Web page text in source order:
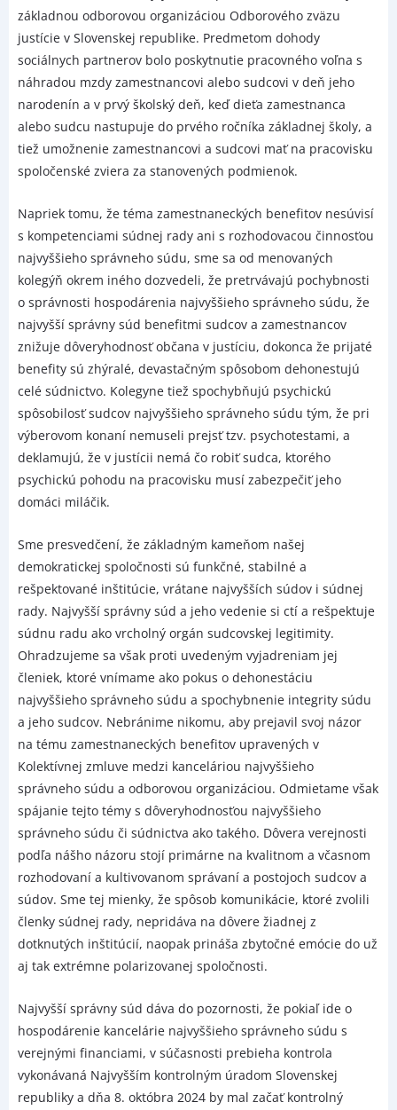
základnou odborovou organizáciou Odborového zväzu
justície v Slovenskej republike. Predmetom dohody
sociálnych partnerov bolo poskytnutie pracovného voľna s
náhradou mzdy zamestnancovi alebo sudcovi v deň jeho
narodenín a v prvý školský deň, keď dieťa zamestnanca
alebo sudcu nastupuje do prvého ročníka základnej školy, a
tiež umožnenie zamestnancovi a sudcovi mať na pracovisku
spoločenské zviera za stanovených podmienok.
Napriek tomu, že téma zamestnaneckých benefitov nesúvisí
s kompetenciami súdnej rady ani s rozhodovacou činnosťou
najvyššieho správneho súdu, sme sa od menovaných
kolegýň okrem iného dozvedeli, že pretrvávajú pochybnosti
o správnosti hospodárenia najvyššieho správneho súdu, že
najvyšší správny súd benefitmi sudcov a zamestnancov
znižuje dôveryhodnosť občana v justíciu, dokonca že prijaté
benefity sú zhýralé, devastačným spôsobom dehonestujú
celé súdnictvo. Kolegyne tiež spochybňujú psychickú
spôsobilosť sudcov najvyššieho správneho súdu tým, že pri
výberovom konaní nemuseli prejsť tzv. psychotestami, a
deklamujú, že v justícii nemá čo robiť sudca, ktorého
psychickú pohodu na pracovisku musí zabezpečiť jeho
domáci miláčik.
Sme presvedčení, že základným kameňom našej
demokratickej spoločnosti sú funkčné, stabilné a
rešpektované inštitúcie, vrátane najvyšších súdov i súdnej
rady. Najvyšší správny súd a jeho vedenie si ctí a rešpektuje
súdnu radu ako vrcholný orgán sudcovskej legitimity.
Ohradzujeme sa však proti uvedeným vyjadreniam jej
členiek, ktoré vnímame ako pokus o dehonestáciu
najvyššieho správneho súdu a spochybnenie integrity súdu
a jeho sudcov. Nebránime nikomu, aby prejavil svoj názor
na tému zamestnaneckých benefitov upravených v
Kolektívnej zmluve medzi kanceláriou najvyššieho
správneho súdu a odborovou organizáciou. Odmietame však
spájanie tejto témy s dôveryhodnosťou najvyššieho
správneho súdu či súdnictva ako takého. Dôvera verejnosti
podľa nášho názoru stojí primárne na kvalitnom a včasnom
rozhodovaní a kultivovanom správaní a postojoch sudcov a
súdov. Sme tej mienky, že spôsob komunikácie, ktoré zvolili
členky súdnej rady, nepridáva na dôvere žiadnej z
dotknutých inštitúcií, naopak prináša zbytočné emócie do už
aj tak extrémne polarizovanej spoločnosti.
Najvyšší správny súd dáva do pozornosti, že pokiaľ ide o
hospodárenie kancelárie najvyššieho správneho súdu s
verejnými financiami, v súčasnosti prebieha kontrola
vykonávaná Najvyšším kontrolným úradom Slovenskej
republiky a dňa 8. októbra 2024 by mal začať kontrolný